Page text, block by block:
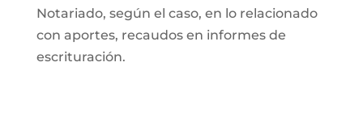
Notariado, según el caso, en lo relacionado
con aportes, recaudos en informes de
escrituración.